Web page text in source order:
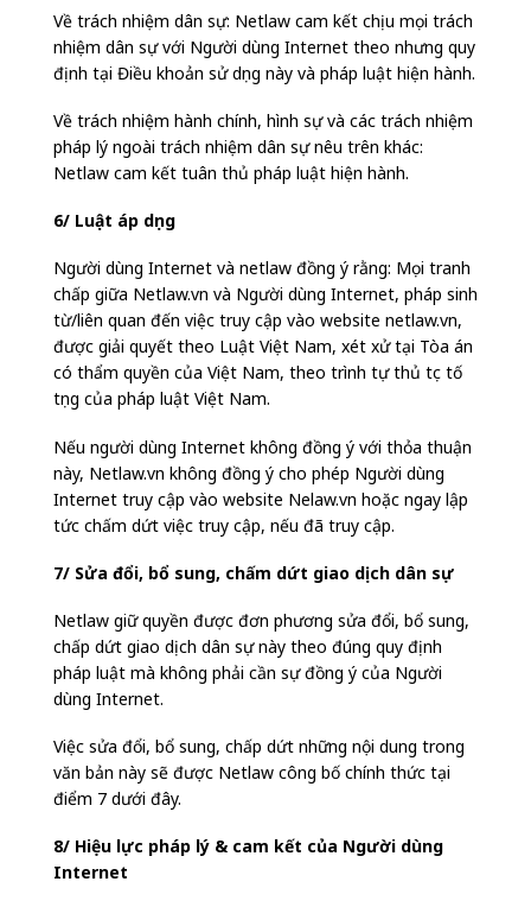
Về trách nhiệm dân sự: Netlaw cam kết chịu mọi trách
nhiệm dân sự với Người dùng Internet theo nhưng quy
định tại Điều khoản sử dụng này và pháp luật hiện hành.
Về trách nhiệm hành chính, hình sự và các trách nhiệm
pháp lý ngoài trách nhiệm dân sự nêu trên khác:
Netlaw cam kết tuân thủ pháp luật hiện hành.
6/ Luật áp dụng
Người dùng Internet và netlaw đồng ý rằng: Mọi tranh
chấp giữa Netlaw.vn và Người dùng Internet, pháp sinh
từ/liên quan đến việc truy cập vào website netlaw.vn,
được giải quyết theo Luật Việt Nam, xét xử tại Tòa án
có thẩm quyền của Việt Nam, theo trình tự thủ tục tố
tụng của pháp luật Việt Nam.
Nếu người dùng Internet không đồng ý với thỏa thuận
này, Netlaw.vn không đồng ý cho phép Người dùng
Internet truy cập vào website Nelaw.vn hoặc ngay lập
tức chấm dứt việc truy cập, nếu đã truy cập.
7/ Sửa đổi, bổ sung, chấm dứt giao dịch dân sự
Netlaw giữ quyền được đơn phương sửa đổi, bổ sung,
chấp dứt giao dịch dân sự này theo đúng quy định
pháp luật mà không phải cần sự đồng ý của Người
dùng Internet.
Việc sửa đổi, bổ sung, chấp dứt những nội dung trong
văn bản này sẽ được Netlaw công bố chính thức tại
điểm 7 dưới đây.
8/ Hiệu lực pháp lý & cam kết của Người dùng
Internet